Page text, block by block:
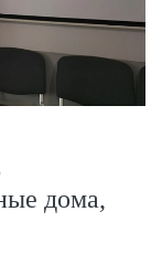
дома,